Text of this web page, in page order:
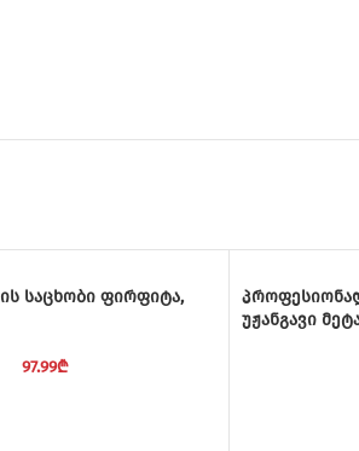
საცხობი ფირფიტა,
97.99₾
უჟანგავი